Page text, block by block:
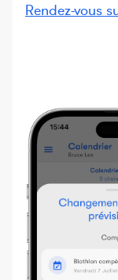
Rendez-vous